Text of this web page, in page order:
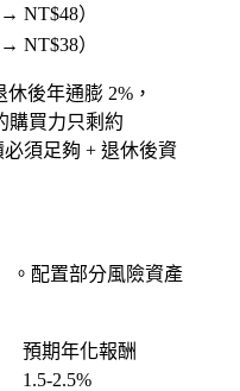
NT$48）
NT$38）
後年通膨 2%，
購買力只剩約
須足夠 + 退休後資
。配置部分風險資產
預期年化報酬
1.5-2.5%